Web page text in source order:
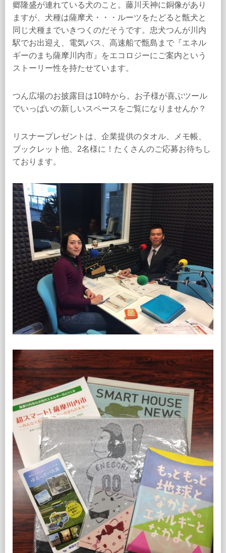
郷隆盛が連れている犬のこと。藤川天神に銅像があり
ますが、犬種は薩摩犬・・・ルーツをたどると甑犬と
同じ犬種までいきつくのだそうです。忠犬つんが川内
駅でお出迎え、電気バス、高速船で甑島まで『エネル
ギーのまち薩摩川内市』をエコロジーにご案内という
ストーリー性を持たせています。
つん広場のお披露目は10時から。お子様が喜ぶツール
でいっぱいの新しいスペースをご覧になりませんか？
リスナープレゼントは、企業提供のタオル、メモ帳、
ブックレット他、2名様に！たくさんのご応募お待ちし
ております。